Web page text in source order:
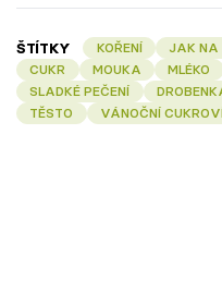
ŠTÍTKY KOŘENÍ JAK NA
CUKR
MOUKA MLÉKO
SLADKÉ PEČENÍ
TĚSTO
VÁNOČNÍ